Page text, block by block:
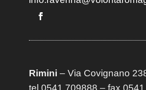
Rimini – Via Covignano